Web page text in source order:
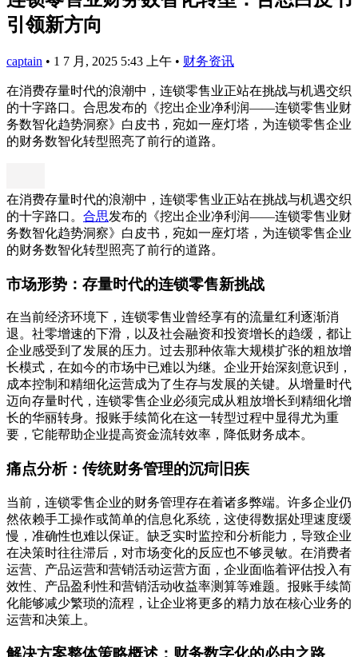
引领新方向
captain • 1 7 月, 2025 5:43 上午 • 财务资讯
在消费存量时代的浪潮中，连锁零售业正站在挑战与机遇交织
的十字路口。合思发布的《挖出企业净利润——连锁零售业财
务数智化趋势洞察》白皮书，宛如一座灯塔，为连锁零售企业
的财务数智化转型照亮了前行的道路。
在消费存量时代的浪潮中，连锁零售业正站在挑战与机遇交织
的十字路口。 合思发布的《挖出企业净利润——连锁零售业财
务数智化趋势洞察》白皮书，宛如一座灯塔，为连锁零售企业
的财务数智化转型照亮了前行的道路。
市场形势：存量时代的连锁零售新挑战
在当前经济环境下，连锁零售业曾经享有的流量红利逐渐消
退。社零增速的下滑，以及社会融资和投资增长的趋缓，都让
企业感受到了发展的压力。过去那种依靠大规模扩张的粗放增
长模式，在如今的市场中已难以为继。企业开始深刻意识到，
成本控制和精细化运营成为了生存与发展的关键。从增量时代
迈向存量时代，连锁零售企业必须完成从粗放增长到精细化增
长的华丽转身。报账手续简化在这一转型过程中显得尤为重
要，它能帮助企业提高资金流转效率，降低财务成本。
痛点分析：传统财务管理的沉疴旧疾
当前，连锁零售企业的财务管理存在着诸多弊端。许多企业仍
然依赖手工操作或简单的信息化系统，这使得数据处理速度缓
慢，准确性也难以保证。缺乏实时监控和分析能力，导致企业
在决策时往往滞后，对市场变化的反应也不够灵敏。在消费者
运营、产品运营和营销活动运营方面，企业面临着评估投入有
效性、产品盈利性和营销活动收益率测算等难题。报账手续简
化能够减少繁琐的流程，让企业将更多的精力放在核心业务的
运营和决策上。